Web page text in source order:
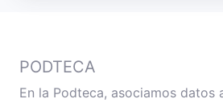
PODTECA
En la Podteca, asociamos datos